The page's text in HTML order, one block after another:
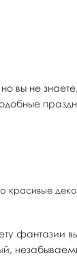
не знаете,
красивые
фантазии